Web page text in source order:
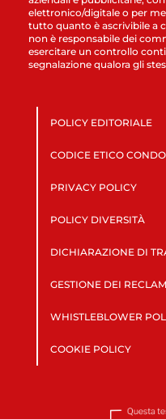
elettronico/digitale o per
tutto quanto è ascrivibile a
non è responsabile dei
esercitare un controllo
segnalazione qualora gli
POLICY EDITORIALE
CODICE ETICO
PRIVACY POLICY
POLICY DIVERSITÀ
DICHIARAZIONE DI
GESTIONE DEI
WHISTLEBLOWER
COOKIE POLICY